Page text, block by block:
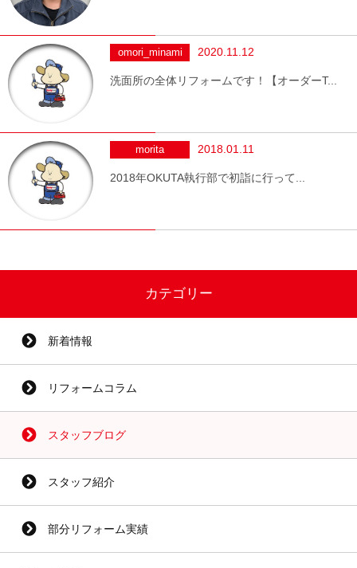
omori_minami 2020.11.12
洗面所の全体リフォームです！【オーダーT...
morita 2018.01.11
2018年OKUTA執行部で初詣に行って...
カテゴリー
新着情報
リフォームコラム
スタッフブログ
スタッフ紹介
部分リフォーム実績